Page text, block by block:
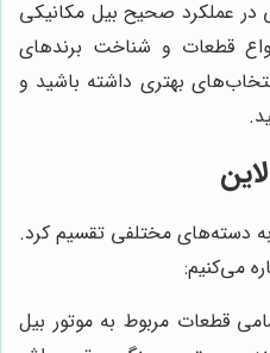
در عملکرد صحیح بیل مکانیکی
قطعات و شناخت برندهای
بهتری داشته باشید و
دسته‌های مختلفی تقسیم کرد.
می‌کنیم:
قطعات مربوط به موتور بیل